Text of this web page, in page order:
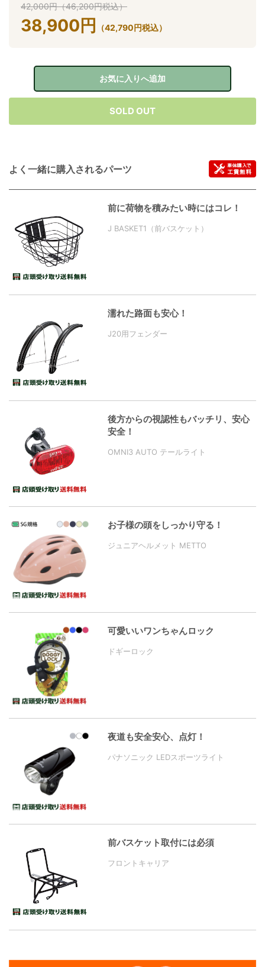
42,000円（46,200円税込）
38,900円 （42,790円税込）
お気に入りへ追加
SOLD OUT
よく一緒に購入されるパーツ
前に荷物を積みたい時にはコレ！
J BASKET1（前バスケット）
濡れた路面も安心！
J20用フェンダー
後方からの視認性もバッチリ、安心
安全！
OMNI3 AUTO テールライト
お子様の頭をしっかり守る！
ジュニアヘルメット METTO
可愛いいワンちゃんロック
ドギーロック
夜道も安全安心、点灯！
パナソニック LEDスポーツライト
前バスケット取付には必須
フロントキャリア